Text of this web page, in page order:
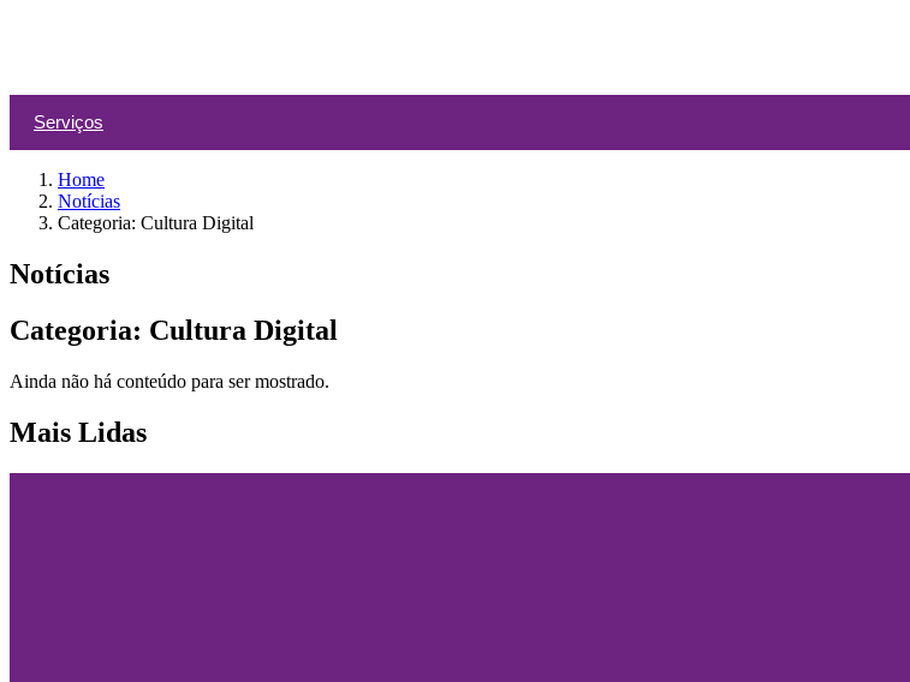
Serviços
Home
Notícias
Categoria: Cultura Digital
Notícias
Categoria: Cultura Digital
Ainda não há conteúdo para ser mostrado.
Mais Lidas